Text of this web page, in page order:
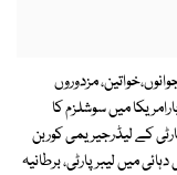
مزدوروں
میں سوشلزم کا
کے لیڈرجیریمی کوربن
میں سوشلزم کے نام کو بلند کیا۔ 1970ء کی دہائی میں لیبر پارٹی، برطانیہ